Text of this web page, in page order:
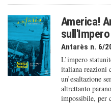
America!
Antarès n. 6/
L’impero
italiana reazioni
un’esaltazione
altrettanto
impossibile, per